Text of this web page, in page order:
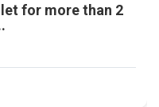
for more than 2